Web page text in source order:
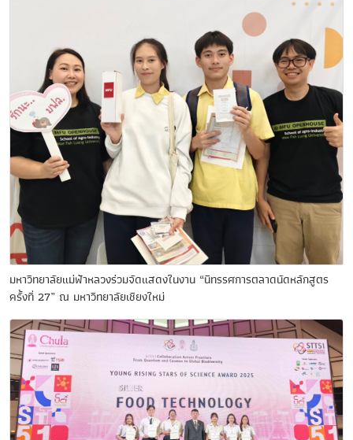
มหาวิทยาลัยแม่ฟ้าหลวงร่วมจัดแสดงในงาน “นิทรรศการตลาดนัดหลักสูตร
ครั้งที่ 27” ณ มหาวิทยาลัยเชียงใหม่